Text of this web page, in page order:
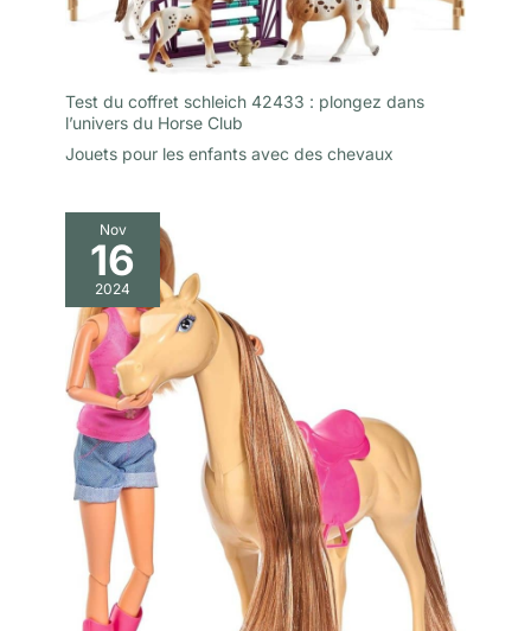
Test du coffret schleich 42433 : plongez dans
l’univers du Horse Club
Jouets pour les enfants avec des chevaux
Nov
16
2024